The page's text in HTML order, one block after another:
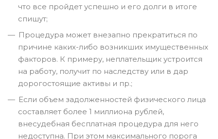
что все пройдет успешно и его долги в итоге
спишут;
Процедура может внезапно прекратиться по
причине каких-либо возникших имущественных
факторов. К примеру, неплательщик устроится
на работу, получит по наследству или в дар
дорогостоящие активы и пр.;
Если объем задолженностей физического лица
составляет более 1 миллиона рублей,
внесудебная бесплатная процедура для него
недоступна. При этом максимального порога